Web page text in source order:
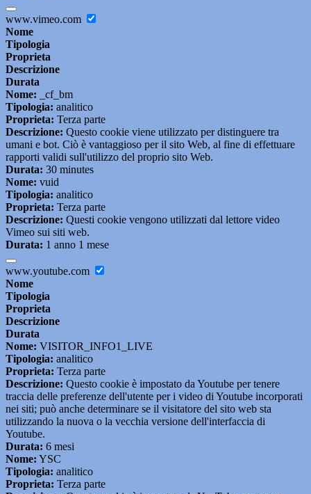
www.vimeo.com
Nome
Tipologia
Proprieta
Descrizione
Durata
Nome: _cf_bm
Tipologia: analitico
Proprieta: Terza parte
Descrizione: Questo cookie viene utilizzato per distinguere tra
umani e bot. Ciò è vantaggioso per il sito Web, al fine di effettuare
rapporti validi sull'utilizzo del proprio sito Web.
Durata: 30 minutes
Nome: vuid
Tipologia: analitico
Proprieta: Terza parte
Descrizione: Questi cookie vengono utilizzati dal lettore video
Vimeo sui siti web.
Durata: 1 anno 1 mese
www.youtube.com
Nome
Tipologia
Proprieta
Descrizione
Durata
Nome: VISITOR_INFO1_LIVE
Tipologia: analitico
Proprieta: Terza parte
Descrizione: Questo cookie è impostato da Youtube per tenere
traccia delle preferenze dell'utente per i video di Youtube incorporati
nei siti; può anche determinare se il visitatore del sito web sta
utilizzando la nuova o la vecchia versione dell'interfaccia di
Youtube.
Durata: 6 mesi
Nome: YSC
Tipologia: analitico
Proprieta: Terza parte